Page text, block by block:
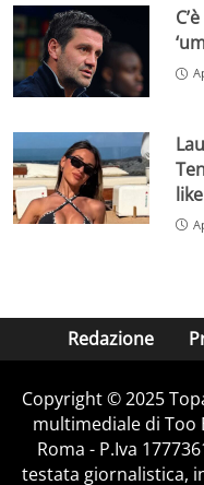
like
Redazione
Copyright © 2025
multimediale di Too
Roma - P.Iva
testata giornalistica,